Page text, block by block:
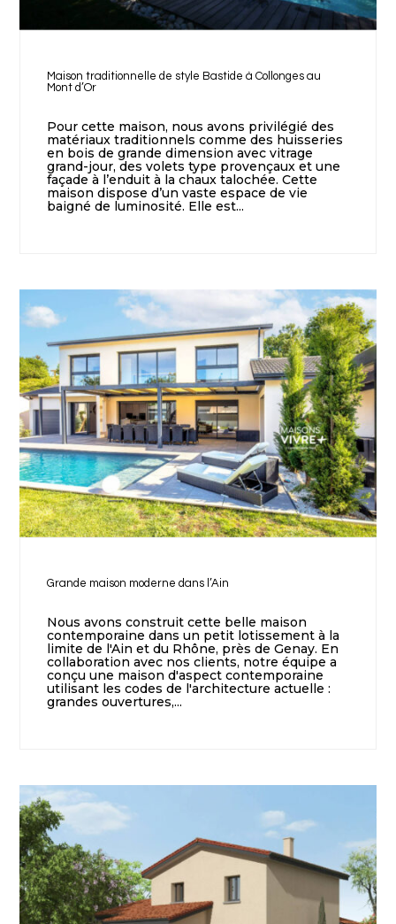
Maison traditionnelle de style Bastide à Collonges au
Mont d’Or
Pour cette maison, nous avons privilégié des
matériaux traditionnels comme des huisseries
en bois de grande dimension avec vitrage
grand-jour, des volets type provençaux et une
façade à l’enduit à la chaux talochée. Cette
maison dispose d’un vaste espace de vie
baigné de luminosité. Elle est...
Grande maison moderne dans l’Ain
Nous avons construit cette belle maison
contemporaine dans un petit lotissement à la
limite de l'Ain et du Rhône, près de Genay. En
collaboration avec nos clients, notre équipe a
conçu une maison d'aspect contemporaine
utilisant les codes de l'architecture actuelle :
grandes ouvertures,...